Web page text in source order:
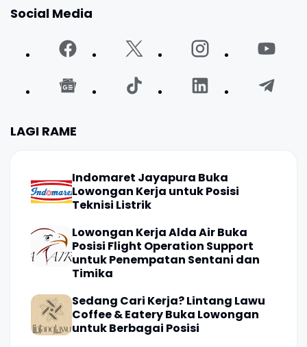
Social Media
LAGI RAME
Indomaret Jayapura Buka
Lowongan Kerja untuk Posisi
Teknisi Listrik
Lowongan Kerja Alda Air Buka
Posisi Flight Operation Support
untuk Penempatan Sentani dan
Timika
Sedang Cari Kerja? Lintang Lawu
Coffee & Eatery Buka Lowongan
untuk Berbagai Posisi